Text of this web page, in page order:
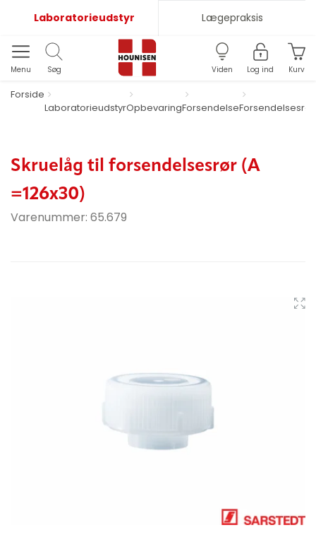
Laboratorieudstyr Lægepraksis
Menu Søg Viden Log ind Kurv
Forside
LaboratorieudstyrOpbevaringForsendelseForsendelsesrør
Skruelåg til forsendelsesrør (A
=126x30)
Varenummer: 65.679